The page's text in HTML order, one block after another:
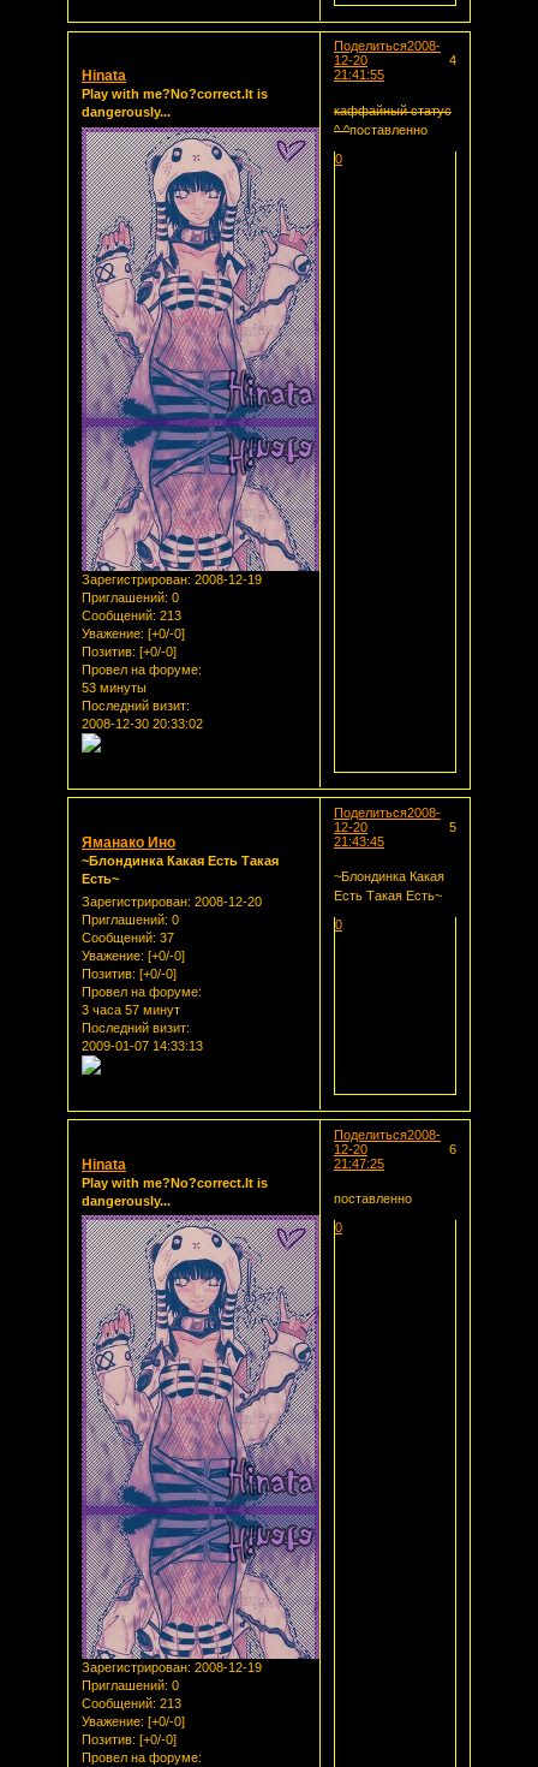
Поделиться
4
2008-
12-20
21:41:55
Hinata
Play with me?No?correct.It is
dangerously...
Зарегистрирован: 2008-12-19
Приглашений: 0
Сообщений: 213
Уважение: [+0/-0]
Позитив: [+0/-0]
Провел на форуме:
53 минуты
Последний визит:
2008-12-30 20:33:02
каффайный статус
^ ^поставленно
0
Поделиться
5
2008-
12-20
21:43:45
Яманако Ино
~Блондинка Какая Есть Такая
Есть~
Зарегистрирован: 2008-12-20
Приглашений: 0
Сообщений: 37
Уважение: [+0/-0]
Позитив: [+0/-0]
Провел на форуме:
3 часа 57 минут
Последний визит:
2009-01-07 14:33:13
~Блондинка Какая
Есть Такая Есть~
0
Поделиться
6
2008-
12-20
21:47:25
Hinata
Play with me?No?correct.It is
dangerously...
Зарегистрирован: 2008-12-19
Приглашений: 0
Сообщений: 213
Уважение: [+0/-0]
Позитив: [+0/-0]
Провел на форуме:
поставленно
0